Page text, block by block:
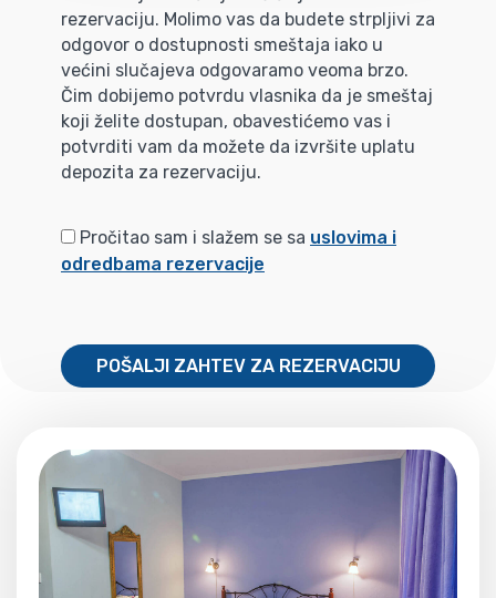
rezervaciju. Molimo vas da budete strpljivi za
odgovor o dostupnosti smeštaja iako u
većini slučajeva odgovaramo veoma brzo.
Čim dobijemo potvrdu vlasnika da je smeštaj
koji želite dostupan, obavestićemo vas i
potvrditi vam da možete da izvršite uplatu
depozita za rezervaciju.
Pročitao sam i slažem se sa uslovima i
odredbama rezervacije
POŠALJI ZAHTEV ZA REZERVACIJU